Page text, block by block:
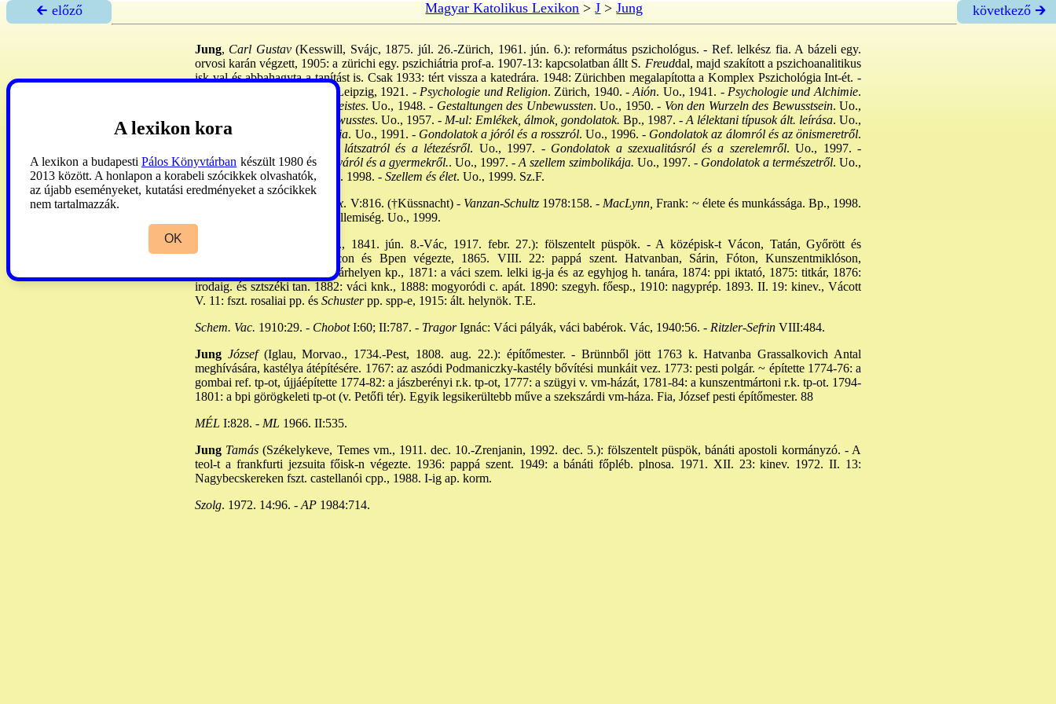
🡰 előző Magyar Katolikus Lexikon >J >Jung következő 🡲
Jung, Carl Gustav(Kesswill, Svájc, 1875. júl. 26.-Zürich, 1961. jún. 6.): református pszichológus. - Ref. lelkész fia. A bázeli egy.
orvosi karán végzett, 1905: a zürichi egy. pszichiátria prof-a. 1907-13: kapcsolatban állt S. Freuddal, majd szakított a pszichoanalitikus
isk-val és abbahagyta a tanítást is. Csak 1933: tért vissza a katedrára. 1948: Zürichben megalapította a Komplex Pszichológia Int-ét. -
. Leipzig, 1921. -Psychologie und Religion. Zürich, 1940. - Aión. Uo., 1941. -Psychologie und Alchimie.
Symbolik des Geistes. Uo., 1948. - Gestaltungen des Unbewussten. Uo., 1950. - Von den Wurzeln des Bewusstsein. Uo.,
1954. -
Bewusstes und Unbewusstes. Uo., 1957. - M-ul: Emlékek, álmok, gondolatok. Bp., 1987. - A lélektani típusok ált. leírása. Uo.,
1988. -Analitikus pszichológia. Uo., 1991. -Gondolatok a jóról és a rosszról. Uo., 1996. - Gondolatok az álomról és az önismeretről.
Gondolatok a látszatról és a létezésről. Uo., 1997. -Gondolatok a szexualitásról és a szerelemről. Uo., 1997. -
Gondolatok az apáról, az anyáról és a gyermekről.. Uo., 1997. - A szellem szimbolikája. Uo., 1997. - Gondolatok a természetről. Uo.,
1998. -Lélekgyógyászat., Uo. 1998. - Szellem és élet. Uo., 1999. Sz.F.
Világirod. lex. V:816. (†Küssnacht) -Vanzan-Schultz 1978:158. - MacLynn,Frank: ~ élete és munkássága. Bp., 1998.
Vivianne: A ~i szellemiség. Uo., 1999.
(Vác, Pest vm., 1841. jún. 8.-Vác, 1917. febr. 27.): fölszentelt püspök. - A középisk-t Vácon, Tatán, Győrött és
Esztergomban, a teol-t Vácon és Bpen végezte, 1865. VIII. 22: pappá szent. Hatvanban, Sárin, Fóton, Kunszentmiklóson,
Csongrádon és Hódmezővásárhelyen kp., 1871: a váci szem. lelki ig-ja és az egyhjog h. tanára, 1874: ppi iktató, 1875: titkár, 1876:
irodaig. és sztszéki tan. 1882: váci knk., 1888: mogyoródi c. apát. 1890: szegyh. főesp., 1910: nagyprép. 1893. II. 19: kinev., Vácott
V. 11: fszt. rosaliai pp. és Schusterpp. spp-e, 1915: ált. helynök. T.E.
Schem. Vac. 1910:29. - ChobotI:60; II:787. - TragorIgnác: Váci pályák, váci babérok. Vác, 1940:56. - Ritzler-Sefrin VIII:484.
Jung József(Iglau, Morvao., 1734.-Pest, 1808. aug. 22.): építőmester. - Brünnből jött 1763 k. Hatvanba Grassalkovich Antal
meghívására, kastélya átépítésére. 1767: az aszódi Podmaniczky-kastély bővítési munkáit vez. 1773: pesti polgár. ~ építette 1774-76: a
gombai ref. tp-ot, újjáépítette 1774-82: a jászberényi r.k. tp-ot, 1777: a szügyi v. vm-házát, 1781-84: a kunszentmártoni r.k. tp-ot. 1794-
1801: a bpi görögkeleti tp-ot (v. Petőfi tér). Egyik legsikerültebb műve a szekszárdi vm-háza. Fia, József pesti építőmester. 88
MÉL I:828. - ML 1966. II:535.
Jung Tamás (Székelykeve, Temes vm., 1911. dec. 10.-Zrenjanin, 1992. dec. 5.): fölszentelt püspök, bánáti apostoli kormányzó. - A
teol-t a frankfurti jezsuita főisk-n végezte. 1936: pappá szent. 1949: a bánáti főpléb. plnosa. 1971. XII. 23: kinev. 1972. II. 13:
Nagybecskereken fszt. castellanói cpp., 1988. I-ig ap. korm.
Szolg. 1972. 14:96. - AP 1984:714.
A lexikon kora
A lexikon a budapesti Pálos Könyvtárban készült 1980 és
2013 között. A honlapon a korabeli szócikkek olvashatók,
az újabb eseményeket, kutatási eredményeket a szócikkek
nem tartalmazzák.
OK